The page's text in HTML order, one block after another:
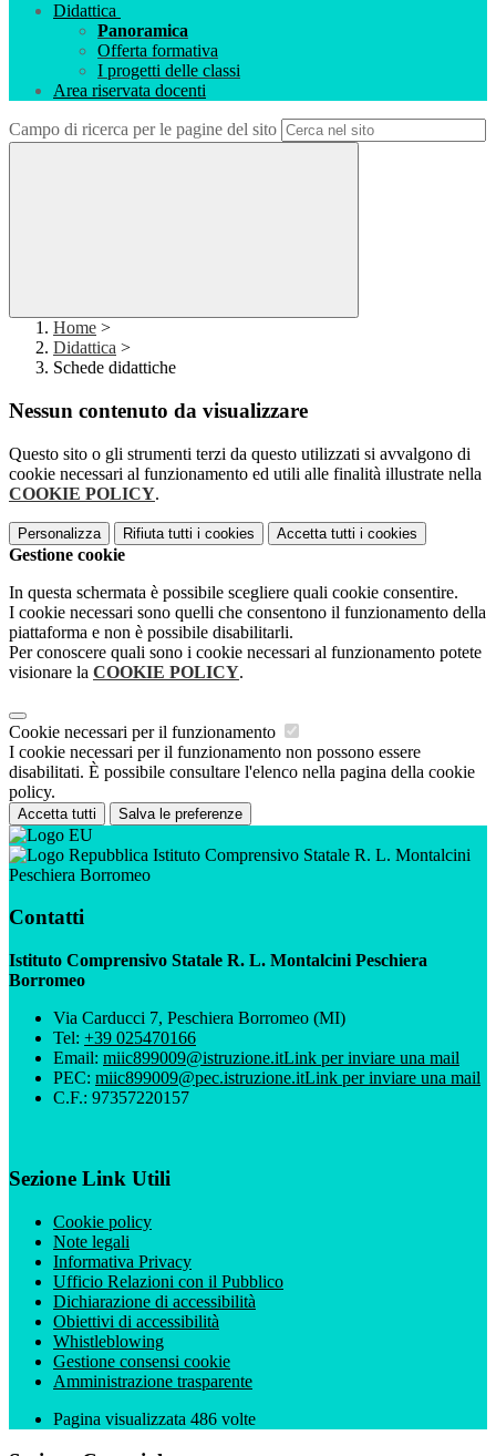
Didattica
Panoramica
Offerta formativa
I progetti delle classi
Area riservata docenti
Campo di ricerca per le pagine del sito
Home >
Didattica >
Schede didattiche
Nessun contenuto da visualizzare
Questo sito o gli strumenti terzi da questo utilizzati si avvalgono di
cookie necessari al funzionamento ed utili alle finalità illustrate nella
COOKIE POLICY.
Personalizza Rifiuta tutti i cookies Accetta tutti i cookies
Gestione cookie
In questa schermata è possibile scegliere quali cookie consentire.
I cookie necessari sono quelli che consentono il funzionamento della
piattaforma e non è possibile disabilitarli.
Per conoscere quali sono i cookie necessari al funzionamento potete
visionare la COOKIE POLICY.
Cookie necessari per il funzionamento
I cookie necessari per il funzionamento non possono essere
disabilitati. È possibile consultare l'elenco nella pagina della cookie
policy.
Accetta tutti Salva le preferenze
Istituto Comprensivo Statale R. L. Montalcini
Peschiera Borromeo
Contatti
Istituto Comprensivo Statale R. L. Montalcini Peschiera
Borromeo
Via Carducci 7, Peschiera Borromeo (MI)
Tel: +39 025470166
Email: miic899009@istruzione.itLink per inviare una mail
PEC: miic899009@pec.istruzione.itLink per inviare una mail
C.F.: 97357220157
Sezione Link Utili
Cookie policy
Note legali
Informativa Privacy
Ufficio Relazioni con il Pubblico
Dichiarazione di accessibilità
Obiettivi di accessibilità
Whistleblowing
Gestione consensi cookie
Amministrazione trasparente
Pagina visualizzata 486 volte